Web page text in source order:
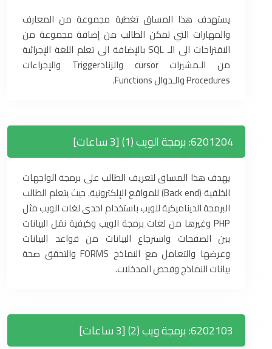
يستهدف هذا المساق تغطية مجموعة من المعارف
والمهارات التي تمكن الطالب من إضافة مجموعة من
الاقتراحات الى الـ SQL بالإضافة الى تعلم اللغة الإجرائية
من الـمشيرات cursor والزنادTrigger والإجراءات
Procedures والـدوال Functions.
6201204: برمجة الويب (1) [3 ساعات]
يهدف هذا المساق لتعريف الطالب على برمجة الواجهات
الخلفية (Back end) للمواقع الإلكترونية. حيث يتعلم الطالب
البرمجة الديناميكية للويب باستخدام احدى لغات الويب مثل
PHP وغيرها من لغات برمجة الويب وكيفية نقل البيانات
بين الصفحات واسترجاع البيانات من قواعد البيانات
وعرضها والتعامل مع النماذج FORMS والتحقق صحة
بيانات النماذج وفحص المدخلات.
6202103: برمجة ويب (2) [3 ساعات]